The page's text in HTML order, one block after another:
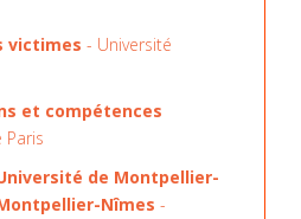
victimes - Université
et compétences
Paris
de Montpellier-
Nîmes -